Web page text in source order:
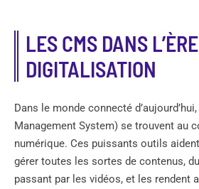
LES CMS DANS
DIGITALISATION
Dans le monde connecté
Management System) se trouvent au
numérique. Ces puissants outils
gérer toutes les sortes de contenus,
passant par les vidéos, et les rendent